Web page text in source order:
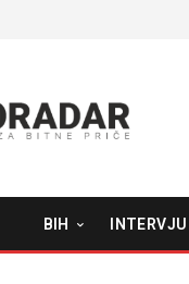
BIH INTERVJU